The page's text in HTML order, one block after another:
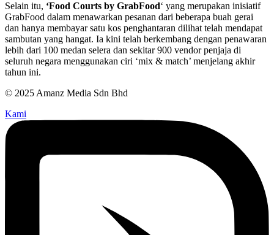
Selain itu, ‘Food Courts by GrabFood‘ yang merupakan inisiatif
GrabFood dalam menawarkan pesanan dari beberapa buah gerai
dan hanya membayar satu kos penghantaran dilihat telah mendapat
sambutan yang hangat. Ia kini telah berkembang dengan penawaran
lebih dari 100 medan selera dan sekitar 900 vendor penjaja di
seluruh negara menggunakan ciri ‘mix & match’ menjelang akhir
tahun ini.
© 2025 Amanz Media Sdn Bhd
Kami